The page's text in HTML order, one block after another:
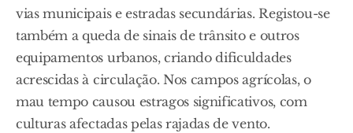
vias municipais e estradas secundárias. Registou-se
também a queda de sinais de trânsito e outros
equipamentos urbanos, criando dificuldades
acrescidas à circulação. Nos campos agrícolas, o
mau tempo causou estragos significativos, com
culturas afectadas pelas rajadas de vento.